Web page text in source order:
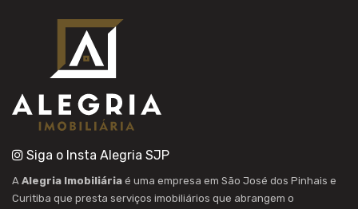
Siga o Insta Alegria SJP
A Alegria Imobiliária é uma empresa em São José dos Pinhais e
Curitiba que presta serviços imobiliários que abrangem o